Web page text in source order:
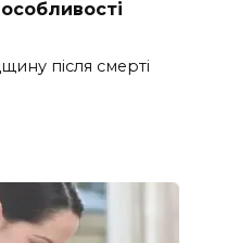
після смерті